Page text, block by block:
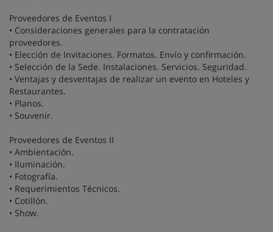
Proveedores de Eventos I
• Consideraciones generales para la contratación
proveedores.
• Elección de Invitaciones. Formatos. Envío y confirmación.
• Selección de la Sede. Instalaciones. Servicios. Seguridad.
• Ventajas y desventajas de realizar un evento en Hoteles y
Restaurantes.
• Planos.
• Souvenir.
Proveedores de Eventos II
• Ambientación.
• Iluminación.
• Fotografía.
• Requerimientos Técnicos.
• Cotillón.
• Show.